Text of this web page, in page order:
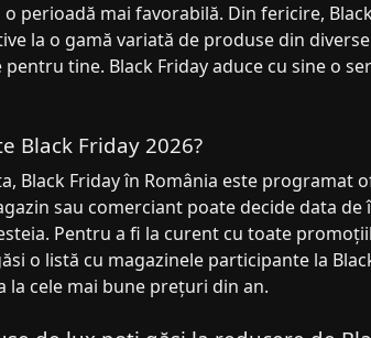
perioadă mai favorabilă. Din fericire,
la o gamă variată de produse din
pentru tine. Black Friday aduce cu sine o
Black Friday 2026?
Black Friday în România este programat
sau comerciant poate decide data
Pentru a fi la curent cu toate
o listă cu magazinele participante la
la cele mai bune prețuri din an.